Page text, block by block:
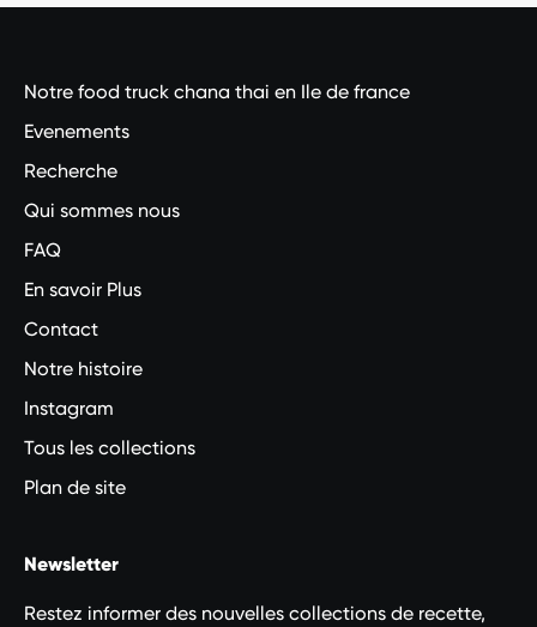
Notre food truck chana thai en Ile de france
Evenements
Recherche
Qui sommes nous
FAQ
En savoir Plus
Contact
Notre histoire
Instagram
Tous les collections
Plan de site
Newsletter
Restez informer des nouvelles collections de recette,